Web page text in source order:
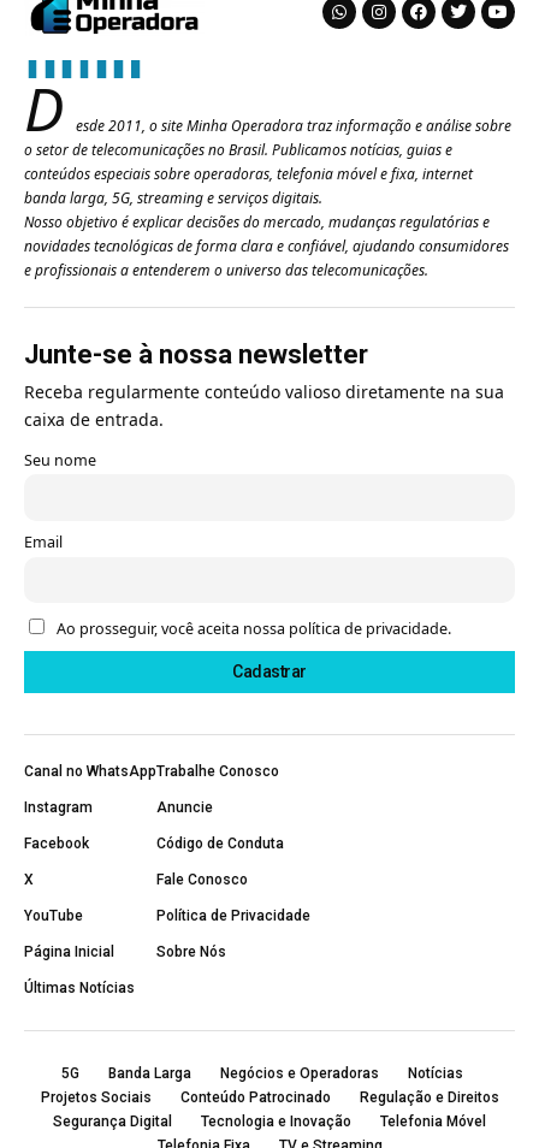
D
esde 2011, o site Minha Operadora traz informação e análise sobre
o setor de telecomunicações no Brasil. Publicamos notícias, guias e
conteúdos especiais sobre operadoras, telefonia móvel e fixa, internet
banda larga, 5G, streaming e serviços digitais.
Nosso objetivo é explicar decisões do mercado, mudanças regulatórias e
novidades tecnológicas de forma clara e confiável, ajudando consumidores
e profissionais a entenderem o universo das telecomunicações.
Junte-se à nossa newsletter
Receba regularmente conteúdo valioso diretamente na sua
caixa de entrada.
Seu nome
Email
Ao prosseguir, você aceita nossa política de privacidade.
Canal no WhatsApp
Instagram
Facebook
X
YouTube
Página Inicial
Últimas Notícias
Trabalhe Conosco
Anuncie
Código de Conduta
Fale Conosco
Política de Privacidade
Sobre Nós
5G Banda Larga Negócios e Operadoras
Notícias
Projetos Sociais
Conteúdo Patrocinado
Regulação e Direitos
Segurança Digital
Tecnologia e Inovação
Telefonia Móvel